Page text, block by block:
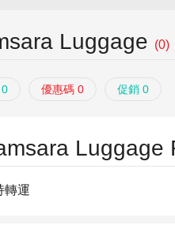
Luggage (0)
優惠碼 0 促銷 0
Luggage
轉運